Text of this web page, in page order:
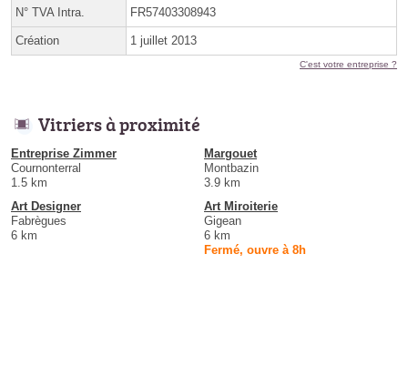
N° TVA Intra. FR57403308943
Création 1 juillet 2013
C'est votre entreprise ?
Vitriers à proximité
Entreprise Zimmer
Cournonterral
1.5 km
Margouet
Montbazin
3.9 km
Art Designer
Fabrègues
6 km
Art Miroiterie
Gigean
6 km
Fermé, ouvre à 8h